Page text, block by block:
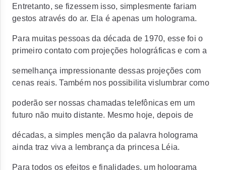
Entretanto, se fizessem isso, simplesmente fariam
gestos através do ar. Ela é apenas um holograma.
Para muitas pessoas da década de 1970, esse foi o
primeiro contato com projeções holográficas e com a
semelhança impressionante dessas projeções com
cenas reais. Também nos possibilita vislumbrar como
poderão ser nossas chamadas telefônicas em um
futuro não muito distante. Mesmo hoje, depois de
décadas, a simples menção da palavra holograma
ainda traz viva a lembrança da princesa Léia.
Para todos os efeitos e finalidades, um holograma